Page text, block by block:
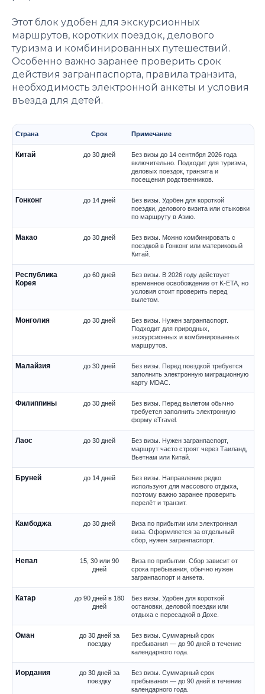
Этот блок удобен для экскурсионных
маршрутов, коротких поездок, делового
туризма и комбинированных путешествий.
Особенно важно заранее проверить срок
действия загранпаспорта, правила транзита,
необходимость электронной анкеты и условия
въезда для детей.
Страна Срок Примечание
Китай до 30 дней
Без визы до 14 сентября 2026 года
включительно. Подходит для туризма,
деловых поездок, транзита и
посещения родственников.
Гонконг до 14 дней
Без визы. Удобен для короткой
поездки, делового визита или стыковки
по маршруту в Азию.
Макао до 30 дней
Без визы. Можно комбинировать с
поездкой в Гонконг или материковый
Китай.
Республика
Корея
до 60 дней
Без визы. В 2026 году действует
временное освобождение от K-ETA, но
условия стоит проверить перед
вылетом.
Монголия до 30 дней
Без визы. Нужен загранпаспорт.
Подходит для природных,
экскурсионных и комбинированных
маршрутов.
Малайзия до 30 дней
Без визы. Перед поездкой требуется
заполнить электронную миграционную
карту MDAC.
Филиппины до 30 дней
Без визы. Перед вылетом обычно
требуется заполнить электронную
форму eTravel.
Лаос до 30 дней
Без визы. Нужен загранпаспорт,
маршрут часто строят через Таиланд,
Вьетнам или Китай.
Бруней до 14 дней
Без визы. Направление редко
используют для массового отдыха,
поэтому важно заранее проверить
перелёт и транзит.
Камбоджа до 30 дней
Виза по прибытии или электронная
виза. Оформляется за отдельный
сбор, нужен загранпаспорт.
Непал
15, 30 или 90
дней
Виза по прибытии. Сбор зависит от
срока пребывания, обычно нужен
загранпаспорт и анкета.
Катар
до 90 дней в 180
дней
Без визы. Удобен для короткой
остановки, деловой поездки или
отдыха с пересадкой в Дохе.
Оман
до 30 дней за
поездку
Без визы. Суммарный срок
пребывания — до 90 дней в течение
календарного года.
Иордания
до 30 дней за
поездку
Без визы. Суммарный срок
пребывания — до 90 дней в течение
календарного года.